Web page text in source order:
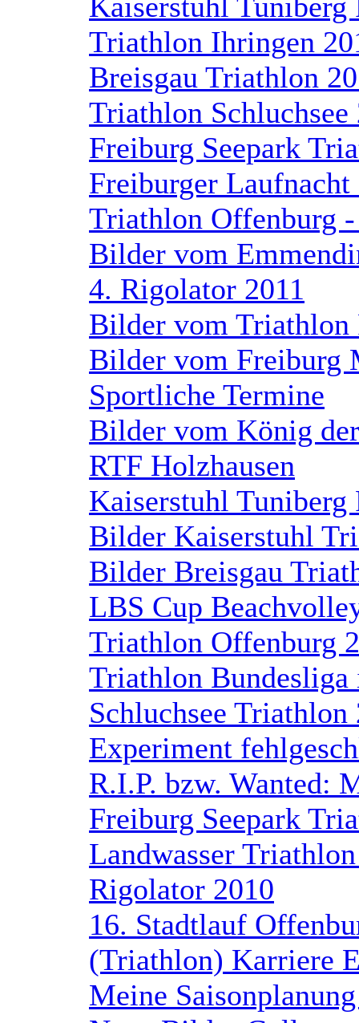
Triathlon Ihringen
Breisgau Triathlon
Triathlon Schluchsee
Freiburg Seepark
Freiburger Laufnacht
Triathlon Offenburg
Bilder vom
4. Rigolator 2011
Bilder vom Triathlon
Bilder vom Freiburg
Sportliche Termine
Bilder vom König
RTF Holzhausen
Kaiserstuhl Tuniberg
Bilder Kaiserstuhl
Bilder Breisgau
LBS Cup
Triathlon Offenburg
Triathlon
Schluchsee Triathlon
Experiment
R.I.P. bzw. Wanted:
Freiburg Seepark
Landwasser
Rigolator 2010
16. Stadtlauf
(Triathlon) Karriere
Meine